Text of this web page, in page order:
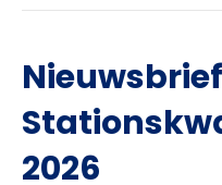
Nieuwsbrief
2026